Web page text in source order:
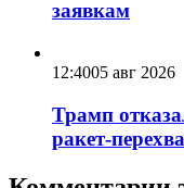
заявкам
12:4005 авг 2026
Трамп
ракет-